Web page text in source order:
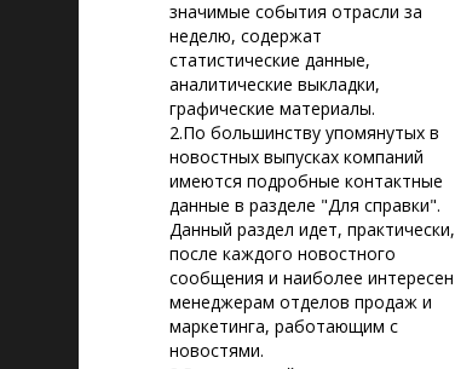
значимые события отрасли за
неделю, содержат
статистические данные,
аналитические выкладки,
графические материалы.
2.По большинству упомянутых в
новостных выпусках компаний
имеются подробные контактные
данные в разделе "Для справки".
Данный раздел идет, практически,
после каждого новостного
сообщения и наиболее интересен
менеджерам отделов продаж и
маркетинга, работающим с
новостями.